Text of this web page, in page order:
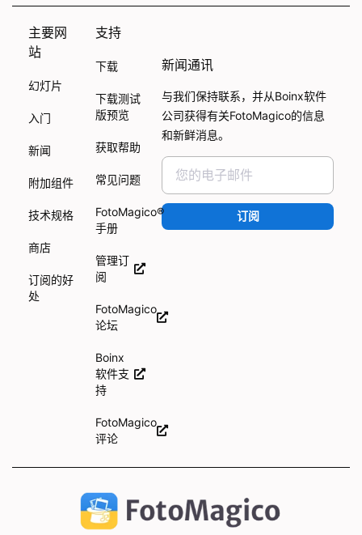
主要网
站
幻灯片
入门
新闻
附加组件
技术规格
商店
订阅的好
处
支持
下载
下载测试
版预览
获取帮助
常见问题
FotoMagico®
手册
管理订
阅
FotoMagico
论坛
Boinx
软件支
持
FotoMagico
评论
新闻通讯
与我们保持联系，并从Boinx软件
公司获得有关FotoMagico的信息
和新鲜消息。
订阅